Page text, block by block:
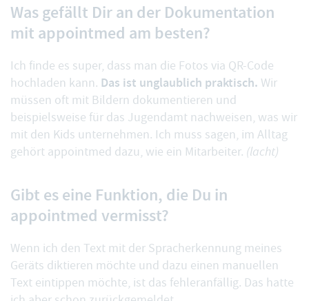
Was gefällt Dir an der Dokumentation
mit appointmed am besten?
Ich finde es super, dass man die Fotos via QR-Code
hochladen kann. Das ist unglaublich praktisch. Wir
müssen oft mit Bildern dokumentieren und
beispielsweise für das Jugendamt nachweisen, was wir
mit den Kids unternehmen. Ich muss sagen, im Alltag
gehört appointmed dazu, wie ein Mitarbeiter. (lacht)
Gibt es eine Funktion, die Du in
appointmed vermisst?
Wenn ich den Text mit der Spracherkennung meines
Geräts diktieren möchte und dazu einen manuellen
Text eintippen möchte, ist das fehleranfällig. Das hatte